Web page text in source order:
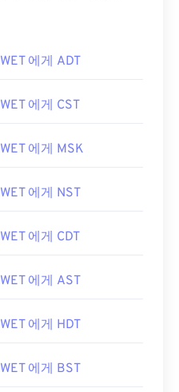
WET 에게 ADT
WET 에게 CST
WET 에게 MSK
WET 에게 NST
WET 에게 CDT
WET 에게 AST
WET 에게 HDT
WET 에게 BST